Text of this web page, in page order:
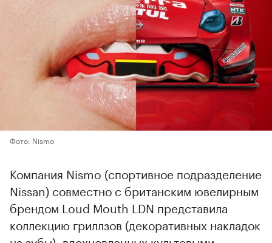
Фото: Nismo
Компания Nismo (спортивное подразделение
Nissan) совместно с британским ювелирным
брендом Loud Mouth LDN представила
коллекцию гриллзов (декоративных накладок